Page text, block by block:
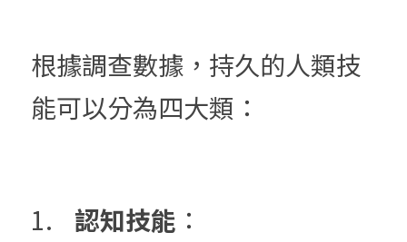
根據調查數據，持久的人類技
能可以分為四大類：
認知技能 ：